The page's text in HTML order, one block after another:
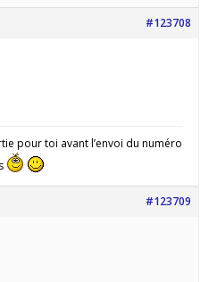
#123708
pour toi avant l’envoi du numéro
#123709